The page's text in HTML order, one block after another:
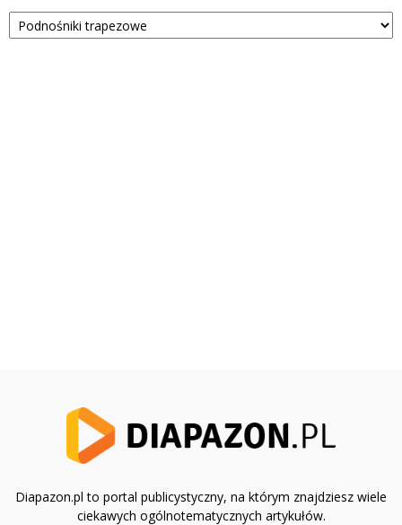
Kategorie
Diapazon.pl to portal publicystyczny, na którym znajdziesz wiele
ciekawych ogólnotematycznych artykułów.